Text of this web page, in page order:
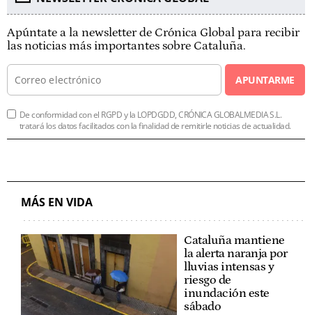
Apúntate a la newsletter de Crónica Global para recibir
las noticias más importantes sobre Cataluña.
APUNTARME
De conformidad con el RGPD y la LOPDGDD, CRÓNICA GLOBALMEDIA S.L.
tratará los datos facilitados con la finalidad de remitirle noticias de actualidad.
MÁS EN VIDA
Cataluña mantiene
la alerta naranja por
lluvias intensas y
riesgo de
inundación este
sábado